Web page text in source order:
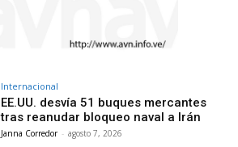
Internacional
EE.UU. desvía 51 buques mercantes
tras reanudar bloqueo naval a Irán
Janna Corredor - agosto 7, 2026